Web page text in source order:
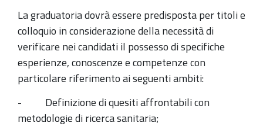
La graduatoria dovrà essere predisposta per titoli e
colloquio in considerazione della necessità di
verificare nei candidati il possesso di specifiche
esperienze, conoscenze e competenze con
particolare riferimento ai seguenti ambiti:
- Definizione di quesiti affrontabili con
metodologie di ricerca sanitaria;